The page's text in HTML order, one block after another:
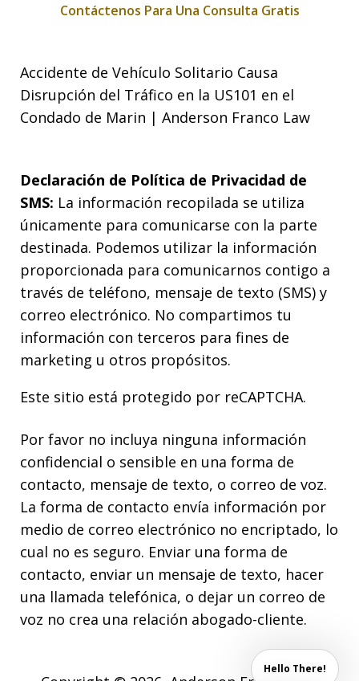
Contáctenos Para Una Consulta Gratis
Accidente de Vehículo Solitario Causa
Disrupción del Tráfico en la US101 en el
Condado de Marin | Anderson Franco Law
Declaración de Política de Privacidad de
SMS: La información recopilada se utiliza
únicamente para comunicarse con la parte
destinada. Podemos utilizar la información
proporcionada para comunicarnos contigo a
través de teléfono, mensaje de texto (SMS) y
correo electrónico. No compartimos tu
información con terceros para fines de
marketing u otros propósitos.
Este sitio está protegido por reCAPTCHA.
Por favor no incluya ninguna información
confidencial o sensible en una forma de
contacto, mensaje de texto, o correo de voz.
La forma de contacto envía información por
medio de correo electrónico no encriptado, lo
cual no es seguro. Enviar una forma de
contacto, enviar un mensaje de texto, hacer
una llamada telefónica, o dejar un correo de
voz no crea una relación abogado-cliente.
Hello There!